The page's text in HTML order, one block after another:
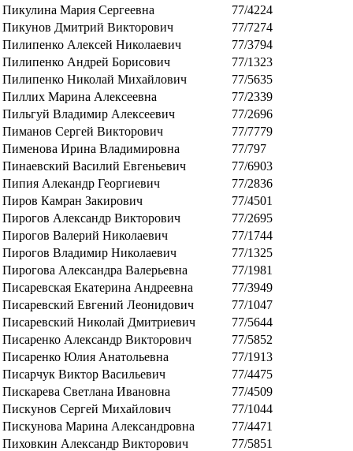
Пикулина Мария Сергеевна
77/4224
Пикунов Дмитрий Викторович
77/7274
Пилипенко Алексей Николаевич
77/3794
Пилипенко Андрей Борисович
77/1323
Пилипенко Николай Михайлович
77/5635
Пиллих Марина Алексеевна
77/2339
Пильгуй Владимир Алексеевич
77/2696
Пиманов Сергей Викторович
77/7779
Пименова Ирина Владимировна
77/797
Пинаевский Василий Евгеньевич
77/6903
Пипия Алекандр Георгиевич
77/2836
Пиров Камран Закирович
77/4501
Пирогов Александр Викторович
77/2695
Пирогов Валерий Николаевич
77/1744
Пирогов Владимир Николаевич
77/1325
Пирогова Александра Валерьевна
77/1981
Писаревская Екатерина Андреевна
77/3949
Писаревский Евгений Леонидович
77/1047
Писаревский Николай Дмитриевич
77/5644
Писаренко Александр Викторович
77/5852
Писаренко Юлия Анатольевна
77/1913
Писарчук Виктор Васильевич
77/4475
Пискарева Светлана Ивановна
77/4509
Пискунов Сергей Михайлович
77/1044
Пискунова Марина Александровна
77/4471
Пиховкин Александр Викторович
77/5851